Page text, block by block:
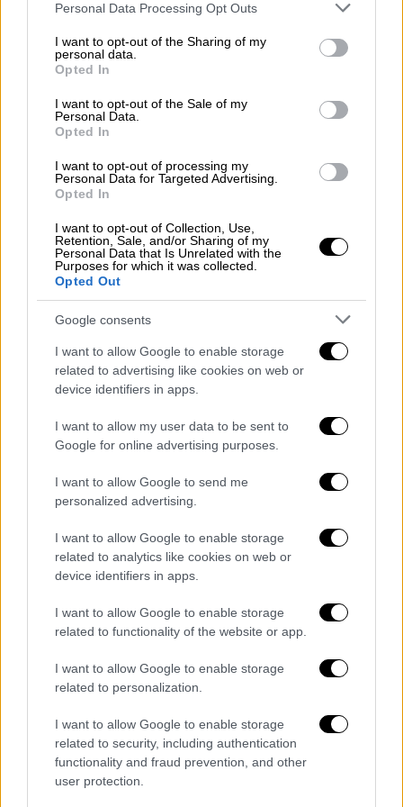
Please note that this website/app uses one or more Google
not limited to your visit or usage behaviour. You may click to
grant or deny consent to Google and its third-party tags to
use your data for below specified purposes in below Google
consent section.
Personal Data Processing Opt Outs
I want to opt-out of the Sharing of my
personal data.
Opted In
I want to opt-out of the Sale of my
Personal Data.
Opted In
I want to opt-out of processing my
Personal Data for Targeted Advertising.
Opted In
I want to opt-out of Collection, Use,
Retention, Sale, and/or Sharing of my
Personal Data that Is Unrelated with the
Purposes for which it was collected.
Opted Out
Google consents
I want to allow Google to enable storage
related to advertising like cookies on web or
device identifiers in apps.
I want to allow my user data to be sent to
Google for online advertising purposes.
I want to allow Google to send me
personalized advertising.
I want to allow Google to enable storage
related to analytics like cookies on web or
device identifiers in apps.
I want to allow Google to enable storage
related to functionality of the website or app.
I want to allow Google to enable storage
related to personalization.
I want to allow Google to enable storage
related to security, including authentication
functionality and fraud prevention, and other
user protection.
έκανε τις δηλώσεις αυτές αφότου ο Πούτιν
δήλωσε την Παρασκευή ότι ελπίζει ότι οι
ειρηνευτικές συνομιλίες με την
Ουκρανία
συνεχιστούν.
Τα «καρφιά» Πούτιν σε Τραμπ
Ο Ρώσος πρόεδρος
την πλευρά του, δήλωσε σήμερα ότι ελπίζει
οι ειρηνευτικές συνομιλίες μεταξύ Ρωσίας
Ουκρανίαςνα συνεχισθούν και ότι οι
ομάδες εργασίας θα συζητήσουν τους
πιθανούς συμβιβασμούς, αλλά είπε ότι οι
αμετάλλακτοι.
Μιλώντας μία εβδομάδα πριν τη λήξη της
προθεσμίας που είχε δώσει ο Αμερικανός
πρόεδροςΝτόναλντ Τραμπστην
κατάπαυση του πυρός ή θα αντιμετωπίσει
χώρες που αγοράζουν υδρογονάνθρακες που
εξάγει – ο Πούτιν δεν υπαινίχθηκε καν
οποιαδήποτε αλλαγή στη στάση της Μόσχας.
Ο ίδιος είπε ότι αν κάποιοι απογοητεύθηκαν
συνομιλιών μέχρι σήμερα , αυτό ήταν
αποτέλεσμα αυξημένων προσδοκιών.
Απευθυνόμενος στους δημοσιογράφους
κατά την διάρκεια της συνάντησης του με
τον Λυεκορώσο πρόεδρο Αλεξάντερ